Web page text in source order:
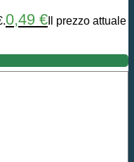
0,49 € Il prezzo attuale